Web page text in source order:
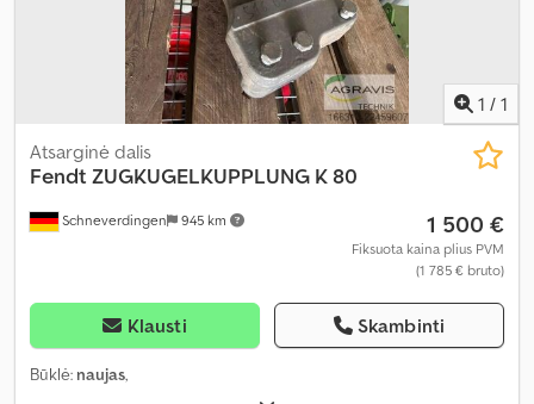
1 / 1
Schneverdingen 945 km
Atsarginė dalis
Fendt ZUGKUGELKUPPLUNG K 80
1 500 €
Fiksuota kaina plius PVM
(1 785 € bruto)
Klausti Skambinti
Būklė: naujas,